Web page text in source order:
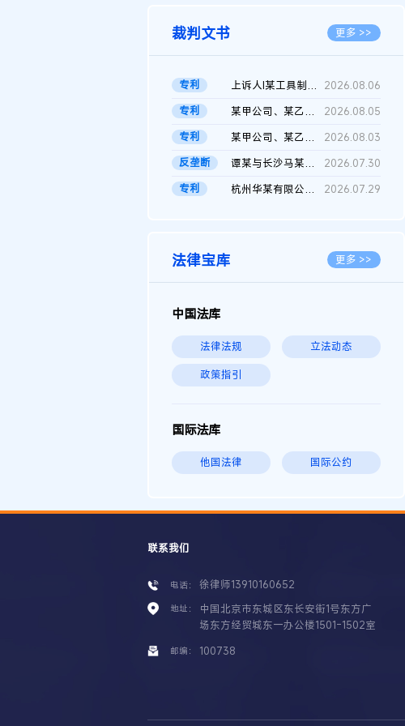
裁判文书 更多 >>
专利 上诉人I某工具制品有限公司与被上诉人程某及一审被告中华人民共和...
2026.08.06
专利
某甲公司、某乙公司、某丙公司申请诉前行为保全复议裁定书
2026.08.05
专利
某甲公司、某乙公司、官某与某丙公司专利申请权权属纠纷 二审判决...
2026.08.03
反垄断
谭某与长沙马某堆农产品股份有限公司滥用市场支配地位纠纷二审裁...
2026.07.30
专利
杭州华某有限公司与菲某有限公司侵害发明专利权纠纷 2026.07.29
法律宝库 更多 >>
中国法库
法律法规 立法动态
政策指引
国际法库
他国法律 国际公约
联系我们
电话： 徐律师13910160652
地址：
中国北京市东城区东长安街1号东方广
场东方经贸城东一办公楼1501-1502室
邮编： 100738